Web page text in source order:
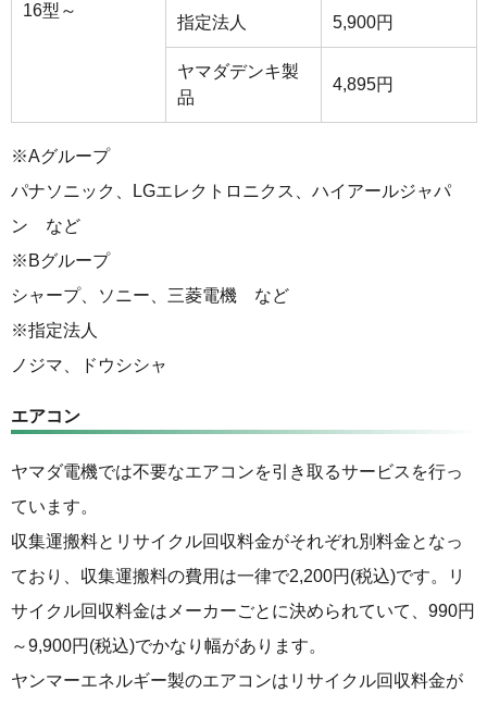
16型～
指定法人 5,900円
ヤマダデンキ製
品
4,895円
※Aグループ
パナソニック、LGエレクトロニクス、ハイアールジャパ
ン など
※Bグループ
シャープ、ソニー、三菱電機 など
※指定法人
ノジマ、ドウシシャ
エアコン
ヤマダ電機では不要なエアコンを引き取るサービスを行っ
ています。
収集運搬料とリサイクル回収料金がそれぞれ別料金となっ
ており、収集運搬料の費用は一律で2,200円(税込)です。リ
サイクル回収料金はメーカーごとに決められていて、990円
～9,900円(税込)でかなり幅があります。
ヤンマーエネルギー製のエアコンはリサイクル回収料金が